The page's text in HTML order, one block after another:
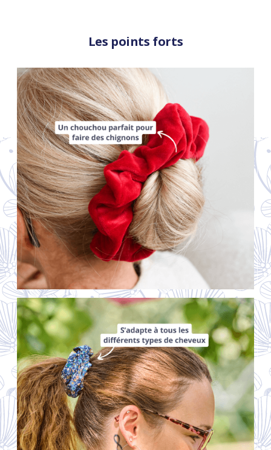
Les points forts